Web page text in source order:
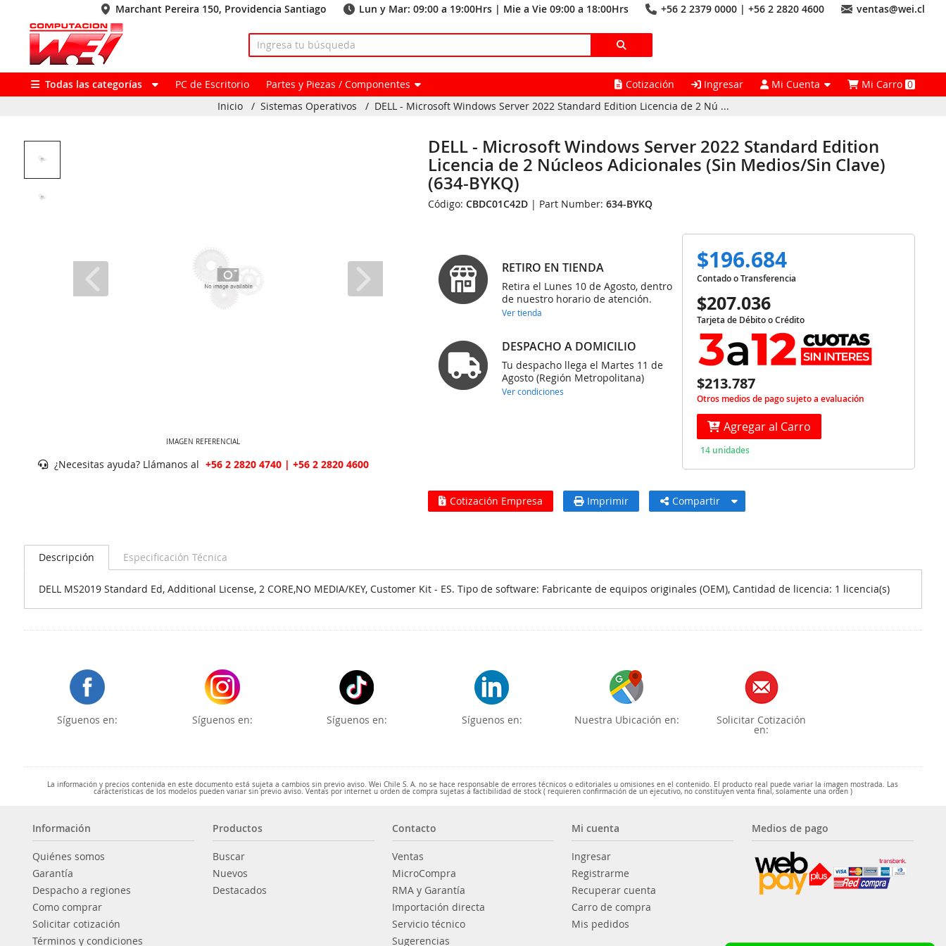
Marchant Pereira 150, Providencia Santiago Lun y Mar: 09:00 a 19:00Hrs | Mie a Vie 09:00 a 18:00Hrs +56 2 2379 0000 | +56 2 2820 4600 ventas@wei.cl
Todas las categorías PC de Escritorio Partes y Piezas / Componentes Cotización Ingresar Mi Cuenta Mi Carro0
Inicio
/ Sistemas Operativos / DELL - Microsoft Windows Server 2022 Standard Edition Licencia de 2 Nú ...
IMAGEN REFERENCIAL
¿Necesitas ayuda? Llámanos al +56 2 2820 4740 | +56 2 2820 4600
DELL - Microsoft Windows Server 2022 Standard Edition
Licencia de 2 Núcleos Adicionales (Sin Medios/Sin Clave)
(634-BYKQ)
Código:CBDC01C42D | Part Number:634-BYKQ
RETIRO EN TIENDA
Retira el Lunes 10 de Agosto, dentro
de nuestro horario de atención.
Ver tienda
DESPACHO A DOMICILIO
Tu despacho llega el Martes 11 de
Agosto (Región Metropolitana)
Ver condiciones
$196.684
Contado o Transferencia
$207.036
Tarjeta de Débito o Crédito
$213.787
Otros medios de pago sujeto a evaluación
Agregar al Carro
14 unidades
Cotización Empresa Imprimir Compartir
Descripción Especificación Técnica
DELL MS2019 Standard Ed, Additional License, 2 CORE,NO MEDIA/KEY, Customer Kit - ES. Tipo de software: Fabricante de equipos originales (OEM), Cantidad de licencia: 1 licencia(s)
Síguenos en: Síguenos en: Síguenos en: Síguenos en: Nuestra Ubicación en: Solicitar Cotización
en:
La información y precios contenida en este documento está sujeta a cambios sin previo aviso. Wei Chile S. A. no se hace responsable de errores técnicos o editoriales u omisiones en el contenido. El producto real puede variar la imagen mostrada. Las
características de los modelos pueden variar sin previo aviso. Ventas por internet u orden de compra sujetas a factibilidad de stock ( requieren confirmación de un ejecutivo, no constituyen venta final, solamente una orden )
Información
Quiénes somos
Garantía
Despacho a regiones
Como comprar
Solicitar cotización
Términos y condiciones
Productos
Buscar
Nuevos
Destacados
Contacto
Ventas
MicroCompra
RMA y Garantía
Importación directa
Servicio técnico
Sugerencias
Mi cuenta
Ingresar
Registrarme
Recuperar cuenta
Carro de compra
Mis pedidos
Medios de pago